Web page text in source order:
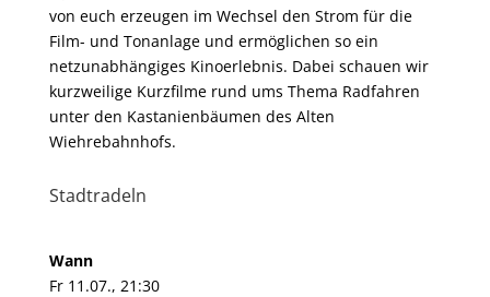
von euch erzeugen im Wechsel den Strom für die
Film- und Tonanlage und ermöglichen so ein
netzunabhängiges Kinoerlebnis. Dabei schauen wir
kurzweilige Kurzfilme rund ums Thema Radfahren
unter den Kastanienbäumen des Alten
Wiehrebahnhofs.
Stadtradeln
Wann
Fr 11.07., 21:30